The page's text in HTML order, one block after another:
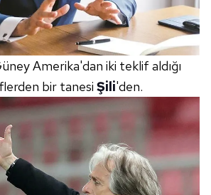
Amerika'dan iki teklif aldığı
bir tanesi Şili'den.